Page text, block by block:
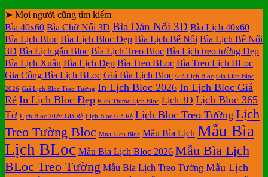
➤ Mọi người cũng tìm kiếm
Bìa 40x60 Bìa Chữ Nổi 3D Bìa Dán Nổi 3D Bìa Lịch 40x60
Bìa Lịch Bloc Bìa Lịch Bloc Đẹp Bìa Lịch Bế Nổi Bìa Lịch Bế Nổi
3D Bìa Lịch gắn Bloc Bìa Lịch Treo Bloc Bìa Lịch treo tường Đẹp
Bìa Lịch Xuân Bìa Lịch Đẹp Bìa Treo BLoc Bìa Treo Lịch BLoc
Gia Công Bìa Lịch BLoc Giá Bìa Lịch Bloc Giá Lịch Bloc Giá Lịch Bloc
2026 Giá Lịch Bloc Treo Tường In Lịch Bloc 2026 In Lịch Bloc Giá
Rẻ In Lịch Bloc Đẹp Kích Thước Lịch Bloc Lịch 3D Lịch Bloc 365
Tờ Lịch Bloc 2026 Giá Rẻ Lịch Bloc Giá Rẻ Lịch Bloc Treo Tường Lịch
Treo Tường Bloc Mua Lich Bloc Mẫu Bìa Lịch Mẫu Bìa
Lịch BLoc Mẫu Bìa Lịch Bloc 2026 Mẫu Bìa Lịch
BLoc Treo Tường Mẫu Bìa Lịch Treo Tường Mẫu Lịch